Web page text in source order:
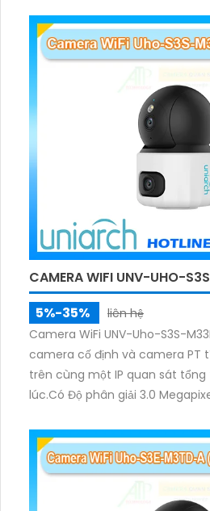
ánh sáng. Kết hợp hồng ngoại
ảnh có màu trong nhiều điều
phạm vi 3m.
CAMERA WIFI UNV-UHO-
5%-35%
liên hệ
Camera WiFi UNV-Uho-S3S-
camera cố định và camera PT
trên cùng một IP quan sát
lúc.Có Độ phân giải 3.0
sáng ấm lên đến 10m.